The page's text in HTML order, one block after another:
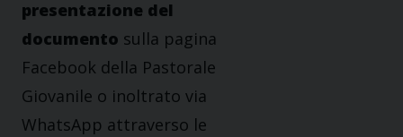
presentazione del
documento sulla pagina
Facebook della Pastorale
Giovanile o inoltrato via
WhatsApp attraverso le